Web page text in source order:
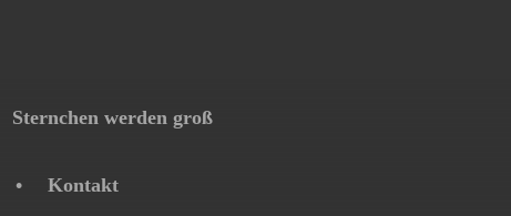
Sternchen werden groß
Kontakt